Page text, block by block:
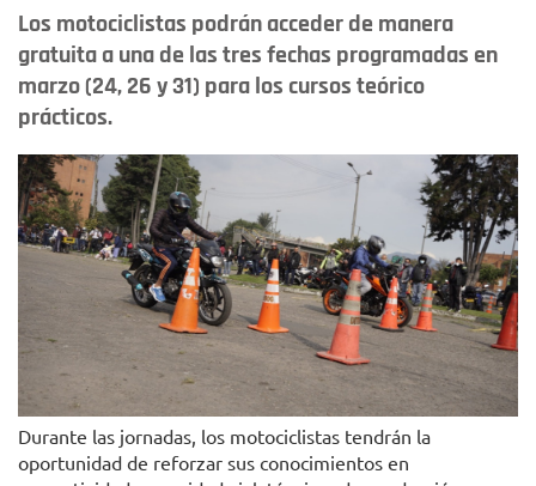
Los motociclistas podrán acceder de manera
gratuita a una de las tres fechas programadas en
marzo (24, 26 y 31) para los cursos teórico
prácticos.
Durante las jornadas, los motociclistas tendrán la
oportunidad de reforzar sus conocimientos en